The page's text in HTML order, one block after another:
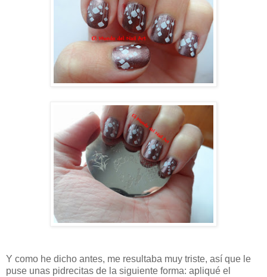
Y como he dicho antes, me resultaba muy triste, así que le
puse unas pidrecitas de la siguiente forma: apliqué el